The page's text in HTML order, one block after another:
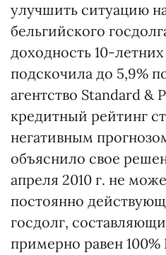
улучшить ситуацию
бельгийского
доходность 10-
подскочила до 5,9%
агентство Standard &
кредитный рейтинг
негативным
объяснило свое
апреля 2010 г. не
постоянно
госдолг,
примерно равен